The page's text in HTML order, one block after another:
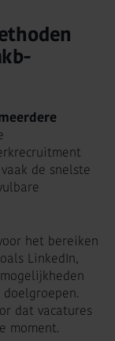
de snelste
het bereiken
LinkedIn,
dat vacatures
moment.